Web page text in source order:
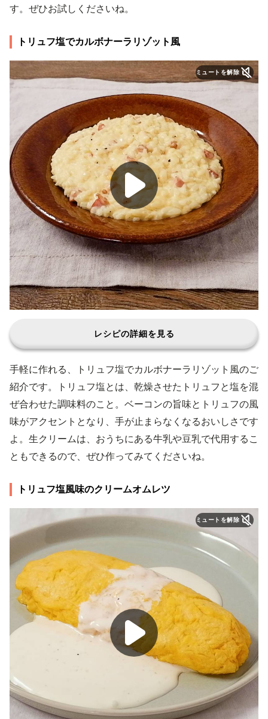
す。ぜひお試しくださいね。
トリュフ塩でカルボナーラリゾット風
ミュートを解除
レシピの詳細を見る
手軽に作れる、トリュフ塩でカルボナーラリゾット風のご
紹介です。トリュフ塩とは、乾燥させたトリュフと塩を混
ぜ合わせた調味料のこと。ベーコンの旨味とトリュフの風
味がアクセントとなり、手が止まらなくなるおいしさです
よ。生クリームは、おうちにある牛乳や豆乳で代用するこ
ともできるので、ぜひ作ってみてくださいね。
トリュフ塩風味のクリームオムレツ
ミュートを解除